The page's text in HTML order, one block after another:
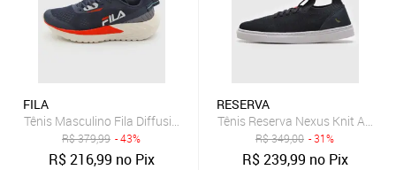
FILA
Tênis Masculino Fila Diffusion Azul Marinho
R$379,99 - 43%
R$216,99 no Pix
RESERVA
Tênis Reserva Nexus Knit Azul-
R$349,00 - 31%
R$239,99 no Pix